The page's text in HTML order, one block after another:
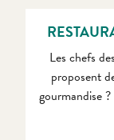
Produits
Agenda
Les chefs
proposent
gourmandise